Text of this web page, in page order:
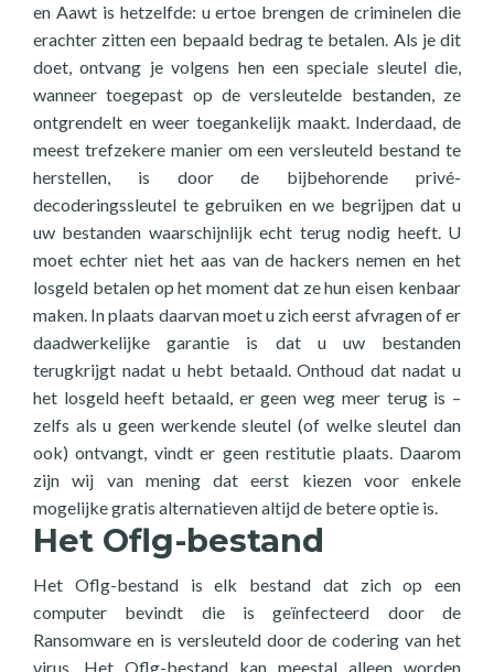
en Aawt is hetzelfde: u ertoe brengen de criminelen die
erachter zitten een bepaald bedrag te betalen. Als je dit
doet, ontvang je volgens hen een speciale sleutel die,
wanneer toegepast op de versleutelde bestanden, ze
ontgrendelt en weer toegankelijk maakt. Inderdaad, de
meest trefzekere manier om een versleuteld bestand te
herstellen, is door de bijbehorende privé-
decoderingssleutel te gebruiken en we begrijpen dat u
uw bestanden waarschijnlijk echt terug nodig heeft. U
moet echter niet het aas van de hackers nemen en het
losgeld betalen op het moment dat ze hun eisen kenbaar
maken. In plaats daarvan moet u zich eerst afvragen of er
daadwerkelijke garantie is dat u uw bestanden
terugkrijgt nadat u hebt betaald. Onthoud dat nadat u
het losgeld heeft betaald, er geen weg meer terug is –
zelfs als u geen werkende sleutel (of welke sleutel dan
ook) ontvangt, vindt er geen restitutie plaats. Daarom
zijn wij van mening dat eerst kiezen voor enkele
mogelijke gratis alternatieven altijd de betere optie is.
Het Oflg-bestand
Het Oflg-bestand is elk bestand dat zich op een
computer bevindt die is geïnfecteerd door de
Ransomware en is versleuteld door de codering van het
virus. Het Oflg-bestand kan meestal alleen worden